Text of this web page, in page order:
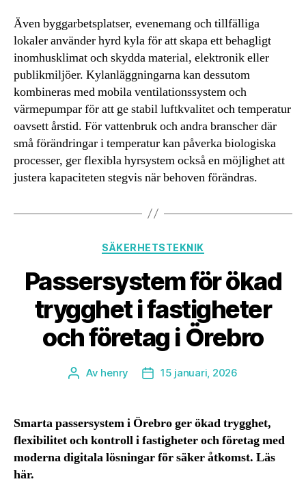
Även byggarbetsplatser, evenemang och tillfälliga
lokaler använder hyrd kyla för att skapa ett behagligt
inomhusklimat och skydda material, elektronik eller
publikmiljöer. Kylanläggningarna kan dessutom
kombineras med mobila ventilationssystem och
värmepumpar för att ge stabil luftkvalitet och temperatur
oavsett årstid. För vattenbruk och andra branscher där
små förändringar i temperatur kan påverka biologiska
processer, ger flexibla hyrsystem också en möjlighet att
justera kapaciteten stegvis när behoven förändras.
Kategorier
SÄKERHETSTEKNIK
Passersystem för ökad
trygghet i fastigheter
och företag i Örebro
Inläggsförfattare
Av henry Inläggsdatum
15 januari, 2026
Smarta passersystem i Örebro ger ökad trygghet,
flexibilitet och kontroll i fastigheter och företag med
moderna digitala lösningar för säker åtkomst. Läs
här.